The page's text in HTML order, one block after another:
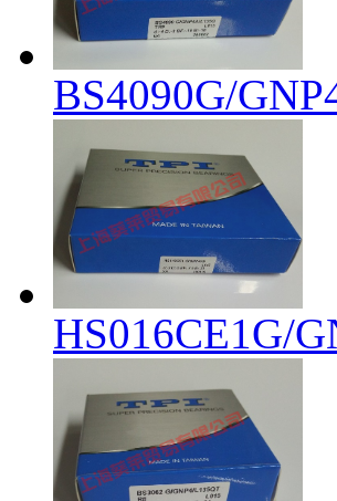
BS4090G/
HS016CE1G/